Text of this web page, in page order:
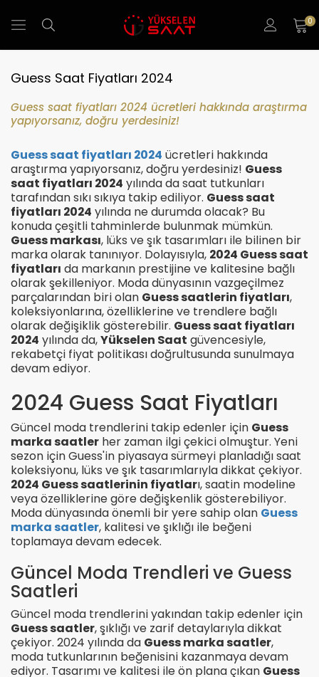
0
Guess Saat Fiyatları 2024
Guess saat fiyatları 2024 ücretleri hakkında araştırma
yapıyorsanız, doğru yerdesiniz!
Guess saat fiyatları 2024 ücretleri hakkında
araştırma yapıyorsanız, doğru yerdesiniz! Guess
saat fiyatları 2024 yılında da saat tutkunları
tarafından sıkı sıkıya takip ediliyor. Guess saat
fiyatları 2024 yılında ne durumda olacak? Bu
konuda çeşitli tahminlerde bulunmak mümkün.
Guess markası, lüks ve şık tasarımları ile bilinen bir
marka olarak tanınıyor. Dolayısıyla, 2024 Guess saat
fiyatları da markanın prestijine ve kalitesine bağlı
olarak şekilleniyor. Moda dünyasının vazgeçilmez
parçalarından biri olan Guess saatlerin fiyatları,
koleksiyonlarına, özelliklerine ve trendlere bağlı
olarak değişiklik gösterebilir. Guess saat fiyatları
2024 yılında da, Yükselen Saat güvencesiyle,
rekabetçi fiyat politikası doğrultusunda sunulmaya
devam ediyor.
2024 Guess Saat Fiyatları
Güncel moda trendlerini takip edenler için Guess
marka saatler her zaman ilgi çekici olmuştur. Yeni
sezon için Guess'in piyasaya sürmeyi planladığı saat
koleksiyonu, lüks ve şık tasarımlarıyla dikkat çekiyor.
2024 Guess saatlerinin fiyatları, saatin modeline
veya özelliklerine göre değişkenlik gösterebiliyor.
Moda dünyasında önemli bir yere sahip olan Guess
marka saatler, kalitesi ve şıklığı ile beğeni
toplamaya devam edecek.
Güncel Moda Trendleri ve Guess
Saatleri
Güncel moda trendlerini yakından takip edenler için
Guess saatler, şıklığı ve zarif detaylarıyla dikkat
çekiyor. 2024 yılında da Guess marka saatler,
moda tutkunlarının beğenisini kazanmaya devam
ediyor. Tasarımı ve kalitesi ile ön plana çıkan Guess